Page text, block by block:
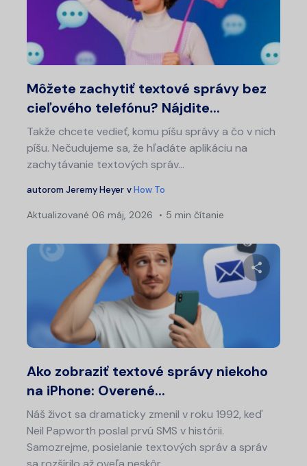
Môžete zachytiť textové správy bez
cieľového telefónu? Nájdite...
Takže chcete vedieť, komu píšu správy a čo v nich
píšu. Nečudujeme sa, že hľadáte aplikáciu na
zachytávanie textových správ...
autorom Jeremy Heyer vHow To
Aktualizované 06 máj, 2026 5 min čítanie
Ako zobraziť textové správy niekoho
na iPhone: Overené...
Náš život sa dramaticky zmenil v roku 1992, keď
Neil Papworth poslal prvú SMS v histórii.
Samozrejme, posielanie textových správ a správ